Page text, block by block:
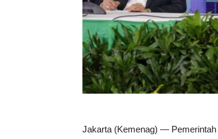
Jakarta (Kemenag) — Pemerintah